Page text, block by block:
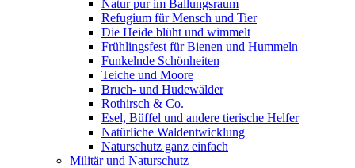
Natur pur im Ballungsraum
Refugium für Mensch und Tier
Die Heide blüht und wimmelt
Frühlingsfest für Bienen und Hummeln
Funkelnde Schönheiten
Teiche und Moore
Bruch- und Hudewälder
Rothirsch & Co.
Esel, Büffel und andere tierische Helfer
Natürliche Waldentwicklung
Naturschutz ganz einfach
Militär und Naturschutz